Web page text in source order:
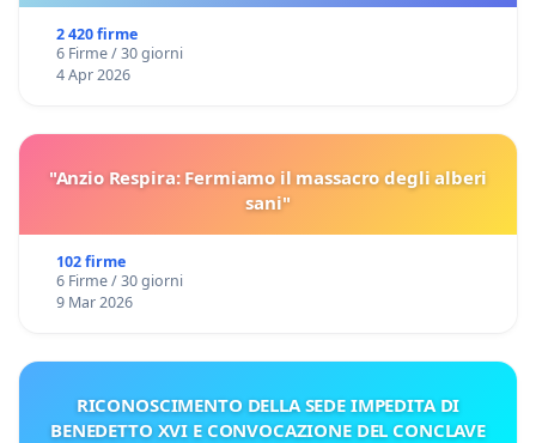
2 420 firme
6 Firme / 30 giorni
4 Apr 2026
"Anzio Respira: Fermiamo il massacro degli alberi
sani"
102 firme
6 Firme / 30 giorni
9 Mar 2026
RICONOSCIMENTO DELLA SEDE IMPEDITA DI
BENEDETTO XVI E CONVOCAZIONE DEL CONCLAVE